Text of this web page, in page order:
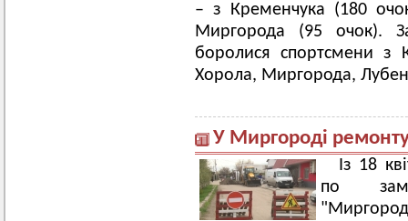
– з Кременчука (180
Миргорода (95 очок).
боролися спортсмени з
Хорола, Миргорода,
У Миргороді
Із 18
по